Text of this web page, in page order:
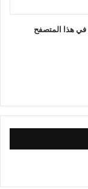
في هذا المتصفح